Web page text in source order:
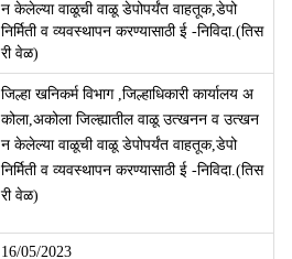
न केलेल्या वाळूची वाळू डेपोपर्यंत वाहतूक,डेपो
निर्मिती व व्यवस्थापन करण्यासाठी ई -निविदा.(तिस
री वेळ)
जिल्हा खनिकर्म विभाग ,जिल्हाधिकारी कार्यालय अ
कोला,अकोला जिल्ह्यातील वाळू उत्खनन व उत्खन
न केलेल्या वाळूची वाळू डेपोपर्यंत वाहतूक,डेपो
निर्मिती व व्यवस्थापन करण्यासाठी ई -निविदा.(तिस
री वेळ)
16/05/2023